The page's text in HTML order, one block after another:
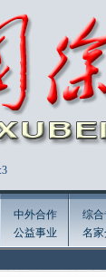
中外合作
公益事业
综合
名家